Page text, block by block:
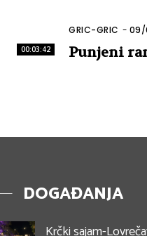
00:03:42
GRIC-GRIC - 09/
Punjeni
DOGAĐANJA